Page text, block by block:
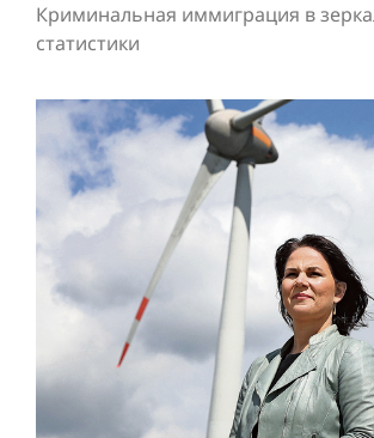
Криминальная иммиграция в
статистики